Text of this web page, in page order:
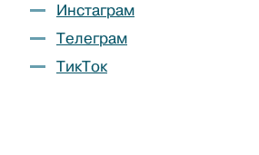
Инстаграм
Телеграм
ТикТок